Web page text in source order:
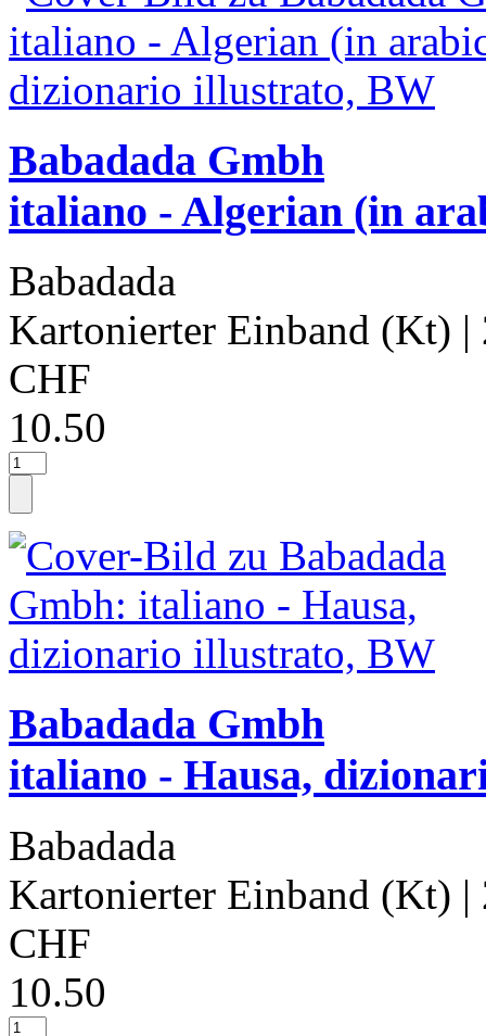
Babadada Gmbh
italiano - Algerian (in
Babadada
Kartonierter Einband (Kt) |
CHF
10.50
Babadada Gmbh
italiano - Hausa,
Babadada
Kartonierter Einband (Kt) |
CHF
10.50